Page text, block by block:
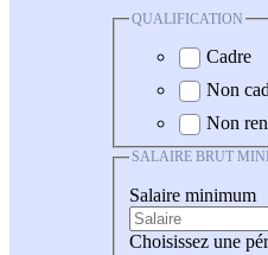
QUALIFICATION
Cadre
Non
Non
SALAIRE BRUT
Salaire minimum
Choisissez une